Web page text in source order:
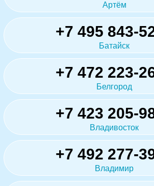
Артём
+7 495 843-
Батайск
+7 472 223-
Белгород
+7 423 205-
Владивосток
+7 492 277-
Владимир